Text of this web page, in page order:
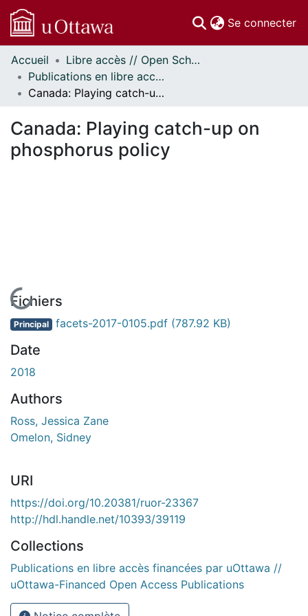
Se connecter
Communautés
et collections
Parcourir
À propos
Accueil
Libre accès // Open Scholarship
Publications en libre accès financées par uOttawa // uOttawa-Financed Open Access Publications
Canada: Playing catch-up on phosphorus policy
Canada: Playing catch-up on
phosphorus policy
En cours de chargement...
Fichiers
Principal facets-2017-0105.pdf (787.92 KB)
Date
2018
Authors
Ross, Jessica Zane
Omelon, Sidney
URI
https://doi.org/10.20381/ruor-23367
http://hdl.handle.net/10393/39119
Collections
Publications en libre accès financées par uOttawa //
uOttawa-Financed Open Access Publications